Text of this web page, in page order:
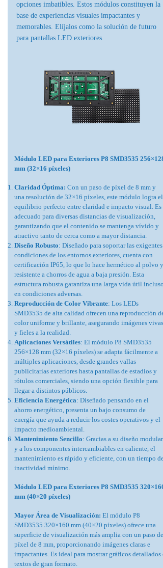
opciones imbatibles. Estos módulos constituyen la
base de experiencias visuales impactantes y
memorables. Elíjalos como la solución de futuro
para pantallas LED exteriores.
Módulo LED para Exteriores P8 SMD3535 256×128
mm (32×16 píxeles)
Claridad Óptima: Con un paso de píxel de 8 mm y
una resolución de 32×16 píxeles, este módulo logra el
equilibrio perfecto entre claridad e impacto visual. Es
adecuado para diversas distancias de visualización,
garantizando que el contenido se mantenga vívido y
atractivo tanto de cerca como a mayor distancia.
Diseño Robusto: Diseñado para soportar las exigentes
condiciones de los entornos exteriores, cuenta con
certificación IP65, lo que lo hace hermético al polvo y
resistente a chorros de agua a baja presión. Esta
estructura robusta garantiza una larga vida útil incluso
en condiciones adversas.
Reproducción de Color Vibrante: Los LEDs
SMD3535 de alta calidad ofrecen una reproducción de
color uniforme y brillante, asegurando imágenes vivas
y fieles a la realidad.
Aplicaciones Versátiles: El módulo P8 SMD3535
256×128 mm (32×16 píxeles) se adapta fácilmente a
múltiples aplicaciones, desde grandes vallas
publicitarias exteriores hasta pantallas de estadios y
rótulos comerciales, siendo una opción flexible para
llegar a distintos públicos.
Eficiencia Energética: Diseñado pensando en el
ahorro energético, presenta un bajo consumo de
energía que ayuda a reducir los costes operativos y el
impacto medioambiental.
Mantenimiento Sencillo: Gracias a su diseño modular
y a los componentes intercambiables en caliente, el
mantenimiento es rápido y eficiente, con un tiempo de
inactividad mínimo.
Módulo LED para Exteriores P8 SMD3535 320×160
mm (40×20 píxeles)
Mayor Área de Visualización: El módulo P8
SMD3535 320×160 mm (40×20 píxeles) ofrece una
superficie de visualización más amplia con un paso de
píxel de 8 mm, proporcionando imágenes claras e
impactantes. Es ideal para mostrar gráficos detallados o
textos de gran formato.